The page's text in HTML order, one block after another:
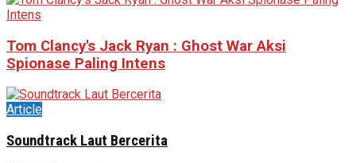
Tom Clancy's Jack Ryan : Ghost War Aksi
Spionase Paling Intens
Article
Soundtrack Laut Bercerita